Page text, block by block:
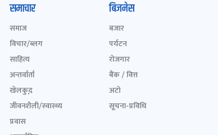
समाचार
समाज
विचार/ब्लग
साहित्य
अन्तर्वार्ता
खेलकुद़़
जीवनशैली/स्वास्थ्य
प्रवास
बिजनेस
बजार
पर्यटन
रोजगार
बैंक / वित्त
अटो
सूचना-प्रविधि